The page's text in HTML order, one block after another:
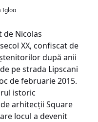
Igloo
de Nicolas
XX, confiscat de
după anii
pe strada Lipscani
de februarie 2015.
istoric
arhitecţii Square
locul a devenit